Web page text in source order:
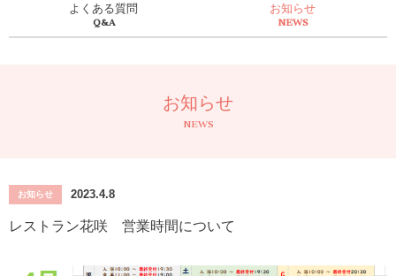
よくある質問 お知らせ
お知らせ
NEWS
お知らせ 2023.4.8
レストラン花咲 営業時間について